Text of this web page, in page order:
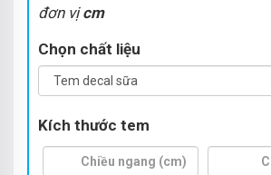
đơn vịcm
Chọn chất liệu
Kích thước tem